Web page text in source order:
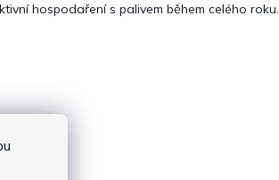
hospodaření s palivem během celého roku.